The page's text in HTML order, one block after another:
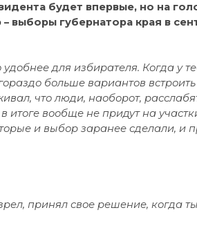
будет впервые, но на
выборы губернатора края в
для избирателя. Когда у
больше вариантов
что люди, наоборот,
вообще не придут на
и выбор заранее сделали, и
принял свое решение, когда